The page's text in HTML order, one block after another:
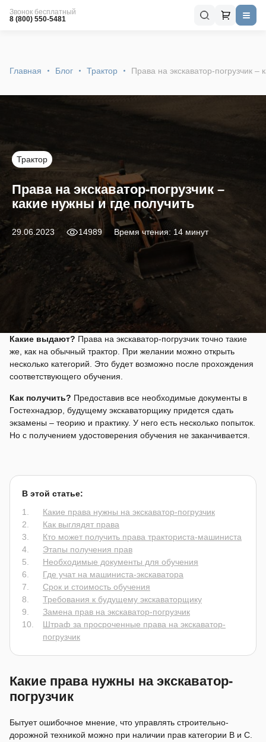
Звонок бесплатный
8 (800) 550-5481
Главная Блог Трактор Права на экскаватор-погрузчик –
Трактор
Права на экскаватор-погрузчик –
какие нужны и где получить
29.06.2023 14989 Время чтения: 14 минут
Какие выдают? Права на экскаватор-погрузчик точно такие
же, как на обычный трактор. При желании можно открыть
несколько категорий. Это будет возможно после прохождения
соответствующего обучения.
Как получить? Предоставив все необходимые документы в
Гостехнадзор, будущему экскаваторщику придется сдать
экзамены – теорию и практику. У него есть несколько попыток.
Но с получением удостоверения обучения не заканчивается.
В этой статье:
Какие права нужны на экскаватор-погрузчик
Как выглядят права
Кто может получить права тракториста-машиниста
Этапы получения прав
Необходимые документы для обучения
Где учат на машиниста-экскаватора
Срок и стоимость обучения
Требования к будущему экскаваторщику
Замена прав на экскаватор-погрузчик
Штраф за просроченные права на экскаватор-
погрузчик
Какие права нужны на экскаватор-
погрузчик
Бытует ошибочное мнение, что управлять строительно-
дорожной техникой можно при наличии прав категории B и С.